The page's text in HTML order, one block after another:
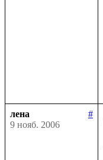
лена
#
9 нояб. 2006